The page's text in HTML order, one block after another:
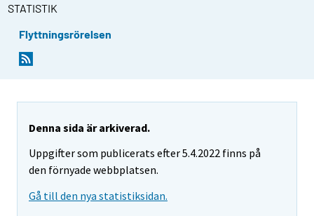
STATISTIK
Flyttningsrörelsen
Denna sida är arkiverad.
Uppgifter som publicerats efter 5.4.2022 finns på
den förnyade webbplatsen.
Gå till den nya statistiksidan.